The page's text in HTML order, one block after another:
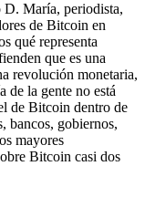
D. María, periodista,
de Bitcoin en
qué representa
que es una
revolución monetaria,
de la gente no está
de Bitcoin dentro de
bancos, gobiernos,
mayores
Bitcoin casi dos